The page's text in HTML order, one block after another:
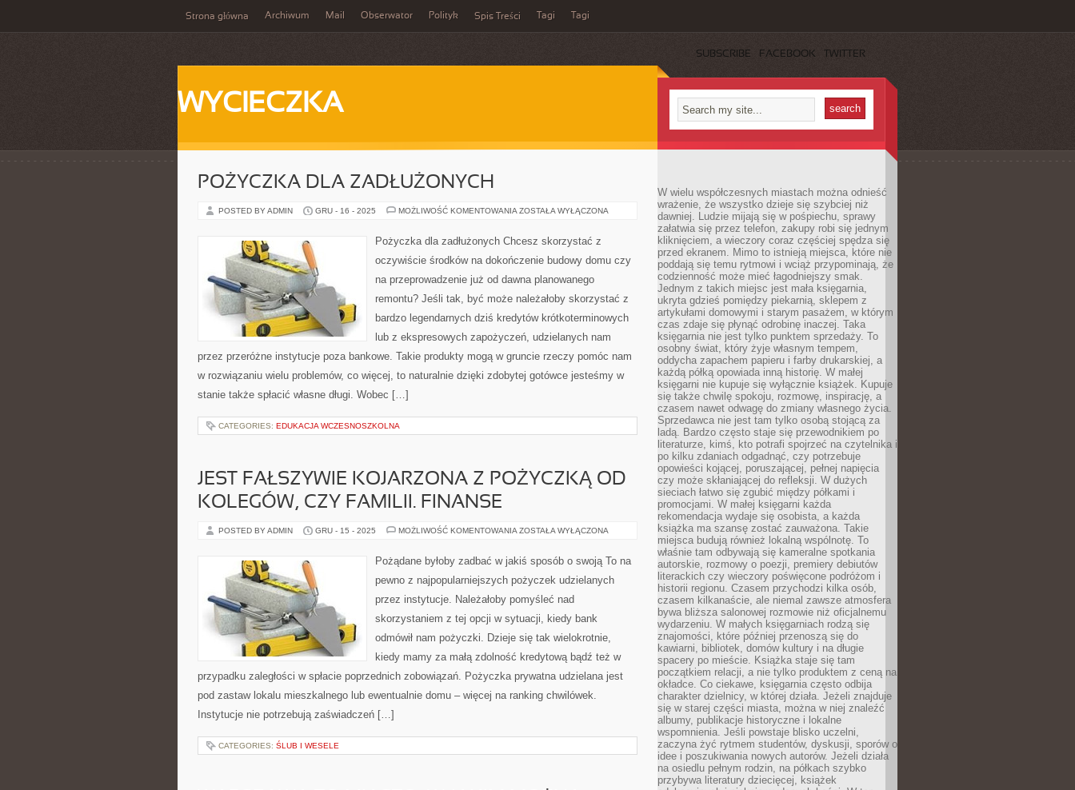
Strona główna Archiwum Mail Obserwator Polityk Spis Treści Tagi Tagi
SUBSCRIBE FACEBOOK TWITTER
WYCIECZKA
POŻYCZKA DLA ZADŁUŻONYCH
POSTED BY ADMIN GRU - 16 - 2025 MOŻLIWOŚĆ KOMENTOWANIA POŻYCZKA
ZOSTAŁA WYŁĄCZONA
Pożyczka dla zadłużonych Chcesz skorzystać z
oczywiście środków na dokończenie budowy domu czy
na przeprowadzenie już od dawna planowanego
remontu? Jeśli tak, być może należałoby skorzystać z
bardzo legendarnych dziś kredytów krótkoterminowych
lub z ekspresowych zapożyczeń, udzielanych nam
przez przeróżne instytucje poza bankowe. Takie produkty mogą w gruncie rzeczy pomóc nam
w rozwiązaniu wielu problemów, co więcej, to naturalnie dzięki zdobytej gotówce jesteśmy w
stanie także spłacić własne długi. Wobec […]
CATEGORIES: EDUKACJA WCZESNOSZKOLNA
JEST FAŁSZYWIE KOJARZONA Z POŻYCZKĄ OD
KOLEGÓW, CZY FAMILII. FINANSE
POSTED BY ADMIN GRU - 15 - 2025 MOŻLIWOŚĆ KOMENTOWANIA JEST
Z
POŻYCZKĄ
KOLEGÓW,
FAMILII.
ZOSTAŁA WYŁĄCZONA
Pożądane byłoby zadbać w jakiś sposób o swoją To na
pewno z najpopularniejszych pożyczek udzielanych
przez instytucje. Należałoby pomyśleć nad
skorzystaniem z tej opcji w sytuacji, kiedy bank
odmówił nam pożyczki. Dzieje się tak wielokrotnie,
kiedy mamy za małą zdolność kredytową bądź też w
przypadku zaległości w spłacie poprzednich zobowiązań. Pożyczka prywatna udzielana jest
pod zastaw lokalu mieszkalnego lub ewentualnie domu – więcej na ranking chwilówek.
Instytucje nie potrzebują zaświadczeń […]
CATEGORIES: ŚLUB I WESELE
W wielu współczesnych miastach można odnieść
wrażenie, że wszystko dzieje się szybciej niż
dawniej. Ludzie mijają się w pośpiechu, sprawy
załatwia się przez telefon, zakupy robi się jednym
kliknięciem, a wieczory coraz częściej spędza się
przed ekranem. Mimo to istnieją miejsca, które nie
poddają się temu rytmowi i wciąż przypominają, że
codzienność może mieć łagodniejszy smak.
Jednym z takich miejsc jest mała księgarnia,
ukryta gdzieś pomiędzy piekarnią, sklepem z
artykułami domowymi i starym pasażem, w którym
czas zdaje się płynąć odrobinę inaczej. Taka
księgarnia nie jest tylko punktem sprzedaży. To
osobny świat, który żyje własnym tempem,
oddycha zapachem papieru i farby drukarskiej, a
każdą półką opowiada inną historię. W małej
księgarni nie kupuje się wyłącznie książek. Kupuje
się także chwilę spokoju, rozmowę, inspirację, a
czasem nawet odwagę do zmiany własnego życia.
Sprzedawca nie jest tam tylko osobą stojącą za
ladą. Bardzo często staje się przewodnikiem po
literaturze, kimś, kto potrafi spojrzeć na czytelnika i
po kilku zdaniach odgadnąć, czy potrzebuje
opowieści kojącej, poruszającej, pełnej napięcia
czy może skłaniającej do refleksji. W dużych
sieciach łatwo się zgubić między półkami i
promocjami. W małej księgarni każda
rekomendacja wydaje się osobista, a każda
książka ma szansę zostać zauważona. Takie
miejsca budują również lokalną wspólnotę. To
właśnie tam odbywają się kameralne spotkania
autorskie, rozmowy o poezji, premiery debiutów
literackich czy wieczory poświęcone podróżom i
historii regionu. Czasem przychodzi kilka osób,
czasem kilkanaście, ale niemal zawsze atmosfera
bywa bliższa salonowej rozmowie niż oficjalnemu
wydarzeniu. W małych księgarniach rodzą się
znajomości, które później przenoszą się do
kawiarni, bibliotek, domów kultury i na długie
spacery po mieście. Książka staje się tam
początkiem relacji, a nie tylko produktem z ceną na
okładce. Co ciekawe, księgarnia często odbija
charakter dzielnicy, w której działa. Jeżeli znajduje
się w starej części miasta, można w niej znaleźć
albumy, publikacje historyczne i lokalne
wspomnienia. Jeśli powstaje blisko uczelni,
zaczyna żyć rytmem studentów, dyskusji, sporów o
idee i poszukiwania nowych autorów. Jeżeli działa
na osiedlu pełnym rodzin, na półkach szybko
przybywa literatury dziecięcej, książek